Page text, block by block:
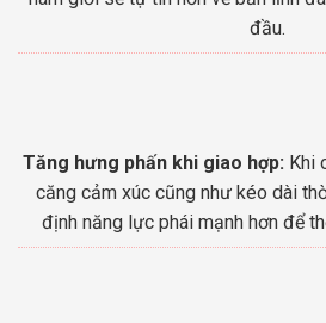
đầu.
Tăng hưng phấn khi giao hợp: Khi
căng cảm xúc cũng như kéo dài
định năng lực phái mạnh hơn để